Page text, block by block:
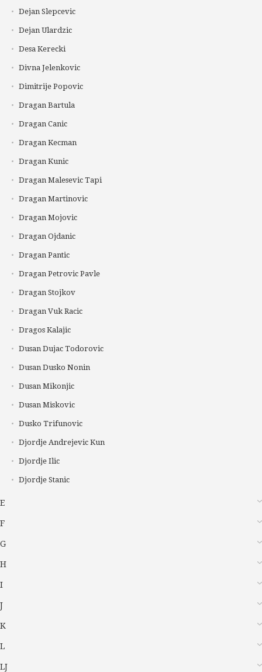
Dejan Slepcevic
Dejan Ulardzic
Desa Kerecki
Divna Jelenkovic
Dimitrije Popovic
Dragan Bartula
Dragan Canic
Dragan Kecman
Dragan Kunic
Dragan Malesevic Tapi
Dragan Martinovic
Dragan Mojovic
Dragan Ojdanic
Dragan Pantic
Dragan Petrovic Pavle
Dragan Stojkov
Dragan Vuk Racic
Dragos Kalajic
Dusan Dujac Todorovic
Dusan Dusko Nonin
Dusan Mikonjic
Dusan Miskovic
Dusko Trifunovic
Djordje Andrejevic Kun
Djordje Ilic
Djordje Stanic
E
F
G
H
I
J
K
L
LJ